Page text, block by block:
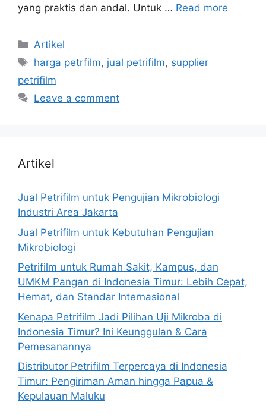
yang praktis dan andal. Untuk … Read more
Categories
Artikel
Tags
harga petrfilm, jual petrifilm, supplier
petrifilm
Leave a comment
Artikel
Jual Petrifilm untuk Pengujian Mikrobiologi
Industri Area Jakarta
Jual Petrifilm untuk Kebutuhan Pengujian
Mikrobiologi
Petrifilm untuk Rumah Sakit, Kampus, dan
UMKM Pangan di Indonesia Timur: Lebih Cepat,
Hemat, dan Standar Internasional
Kenapa Petrifilm Jadi Pilihan Uji Mikroba di
Indonesia Timur? Ini Keunggulan & Cara
Pemesanannya
Distributor Petrifilm Terpercaya di Indonesia
Timur: Pengiriman Aman hingga Papua &
Kepulauan Maluku